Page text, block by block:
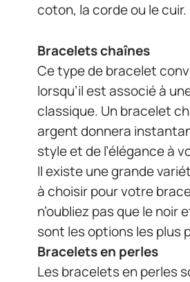
coton, la corde ou le cuir.
Bracelets chaînes
Ce type de bracelet
lorsqu’il est associé à
classique. Un bracelet
argent donnera
style et de l’élégance à
Il existe une grande
à choisir pour votre
n’oubliez pas que le noir
sont les options les plus
Bracelets en perles
Les bracelets en perles